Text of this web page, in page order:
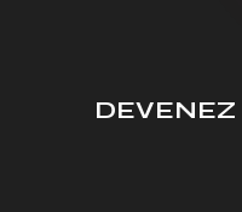
DEVENEZ